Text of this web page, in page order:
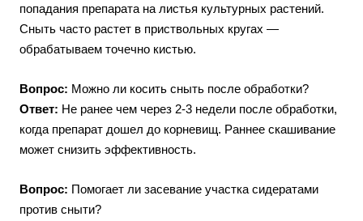
попадания препарата на листья культурных растений.
Сныть часто растет в приствольных кругах —
обрабатываем точечно кистью.
Вопрос: Можно ли косить сныть после обработки?
Ответ: Не ранее чем через 2-3 недели после обработки,
когда препарат дошел до корневищ. Раннее скашивание
может снизить эффективность.
Вопрос: Помогает ли засевание участка сидератами
против сныти?